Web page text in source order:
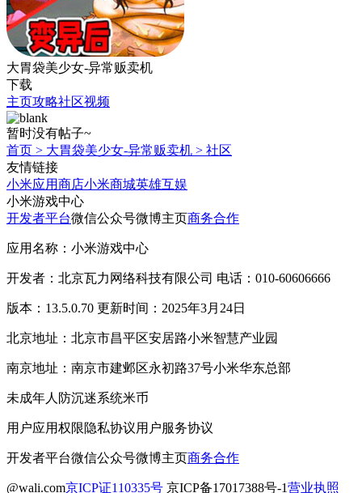
大胃袋美少女-异常贩卖机
下载
主页攻略社区视频
暂时没有帖子~
首页 > 大胃袋美少女-异常贩卖机 > 社区
友情链接
小米应用商店小米商城英雄互娱
小米游戏中心
开发者平台微信公众号微博主页商务合作
应用名称：小米游戏中心
开发者：北京瓦力网络科技有限公司 电话：010-60606666
版本：13.5.0.70 更新时间：2025年3月24日
北京地址：北京市昌平区安居路小米智慧产业园
南京地址：南京市建邺区永初路37号小米华东总部
未成年人防沉迷系统米币
用户应用权限隐私协议用户服务协议
开发者平台微信公众号微博主页商务合作
@wali.com京ICP证110335号 京ICP备17017388号-1营业执照